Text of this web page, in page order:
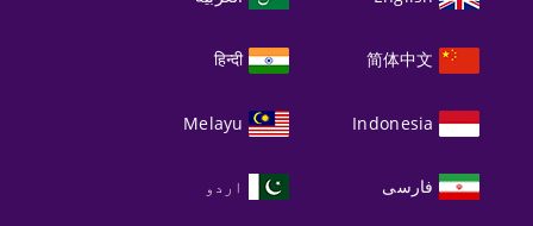
简体中文
हिन्दी
Indonesia
Melayu
فارسی اردو